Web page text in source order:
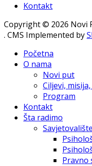
Kontakt
Copyright © 2026 Novi
. CMS Implemented by
Početna
O nama
Novi put
Ciljevi,
Program
Kontakt
Šta radimo
Savjetovalište
Pravno